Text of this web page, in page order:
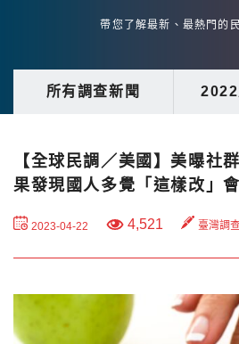
帶您了解最新、最熱門的
所有調查新聞
【全球民調／美國】美曝社
果發現國人多覺「這樣改」
2023-04-22 4,521 臺灣調